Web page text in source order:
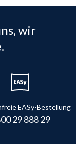
wir
EASy-Bestellung
29 888 29